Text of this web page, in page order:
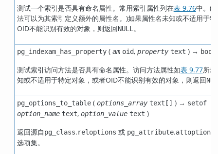
测试一个索引是否具有命名属性。常用索引属性列在表 9.76中。(
法可以为其索引定义额外的属性名。)如果属性名未知或不适用于
OID不能识别有效的对象，则返回NULL。
pg_indexam_has_property( am oid, property text ) →
测试索引访问方法是否具有命名属性。访问方法属性如表 9.77所
知或不适用于特定对象，或者OID不能识别有效的对象，则返回
pg_options_to_table( options_array text[] ) → setof
option_name text, option_value text )
返回源自pg_class.reloptions 或 pg_attribute.attoptions
选项集。